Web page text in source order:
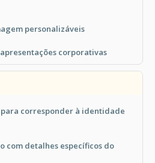
personalizáveis
corporativas
corresponder à identidade
com detalhes específicos do